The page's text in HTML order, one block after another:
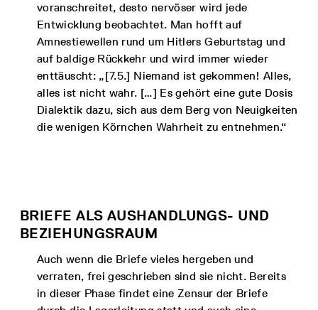
voranschreitet, desto nervöser wird jede
Entwicklung beobachtet. Man hofft auf
Amnestiewellen rund um Hitlers Geburtstag und
auf baldige Rückkehr und wird immer wieder
enttäuscht: „[7.5.] Niemand ist gekommen! Alles,
alles ist nicht wahr. […] Es gehört eine gute Dosis
Dialektik dazu, sich aus dem Berg von Neuigkeiten
die wenigen Körnchen Wahrheit zu entnehmen.“
BRIEFE ALS AUSHANDLUNGS- UND
BEZIEHUNGSRAUM
Auch wenn die Briefe vieles hergeben und
verraten, frei geschrieben sind sie nicht. Bereits
in dieser Phase findet eine Zensur der Briefe